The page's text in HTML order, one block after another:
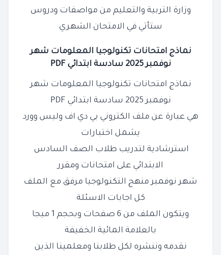
وزارة التربية والتعليم من مواصفات ودروس
ستأتي في الامتحان الشهري
نماذج امتحانات تكنولوجيا المعلومات شهر
نوفمبر 2025 سادسة ابتدائي PDF
نماذج امتحانات تكنولوجيا المعلومات شهر
نوفمبر 2025 سادسة ابتدائي PDF
هي عبارة عن ملف الكتروني بي دي اف وليس وورد
يشمل اختبارات
استرشادية لتدريب طلاب الصف السادس
الابتدائي على امتحانات ومقرر
شهر نوفمبر منهج التكنولوجيا مرفق مع الملف
كل اجابات الاسئلة
ويتكون الملف من 6 صفحات وبحجم 1 ميجا
بالعلامة المائية الخفيفة
نقدمه وننشره لكل طلابنا ومعلمينا الذين